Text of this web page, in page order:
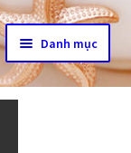
Danh mục